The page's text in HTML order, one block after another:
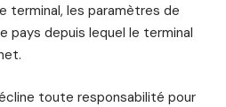
terminal, les paramètres de
pays depuis lequel le terminal
toute responsabilité pour